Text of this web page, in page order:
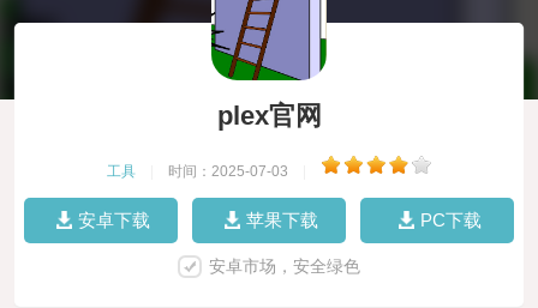
plex官网
工具 时间：2025-07-03
安卓下载 苹果下载 PC下载
安卓市场，安全绿色